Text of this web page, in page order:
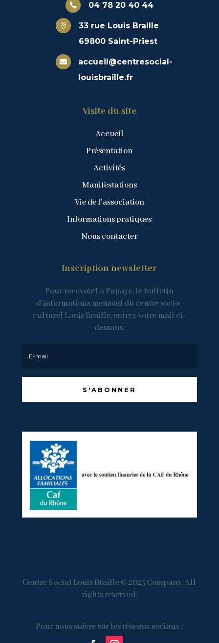
 04 78 20 40 44

33 rue Louis Braille
69800 Saint-Priest

accueil@centresocial-
louisbraille.fr
Visite du site
Accueil
Présentation
Activités
Manifestations
Vie de l’association
Informations pratiques
Nous contacter
Inscription newsletter
Pour recevoir La Papaye, le bulletin
d’informations mensuel du centre socio-
culturel Louis Braille, entrez votre mail ci-
dessous.
S'ABONNER
Centre Social Louis Braille © 2025 Company. All
rights reserved.
Pour nous suivre sur les réseaux sociaux :